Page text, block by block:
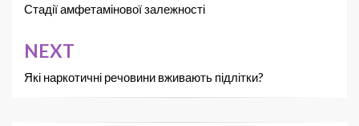
Стадії амфетамінової залежності
NEXT
Які наркотичні речовини вживають підлітки?